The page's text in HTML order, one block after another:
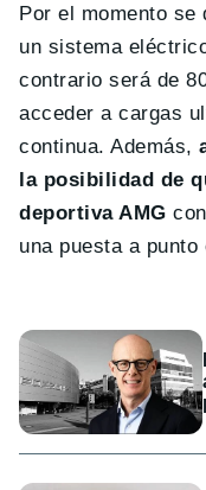
Por el momento
un sistema
contrario será de
acceder a cargas
continua. Además,
la posibilidad de
deportiva AMG
una puesta a